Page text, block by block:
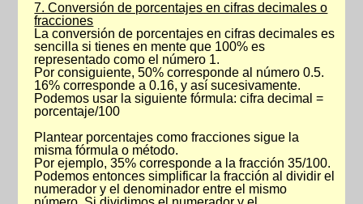
7. Conversión de porcentajes en cifras decimales o
fracciones
La conversión de porcentajes en cifras decimales es
sencilla si tienes en mente que 100% es
representado como el número 1.
Por consiguiente, 50% corresponde al número 0.5.
16% corresponde a 0.16, y así sucesivamente.
Podemos usar la siguiente fórmula: cifra decimal =
porcentaje/100
Plantear porcentajes como fracciones sigue la
misma fórmula o método.
Por ejemplo, 35% corresponde a la fracción 35/100.
Podemos entonces simplificar la fracción al dividir el
numerador y el denominador entre el mismo